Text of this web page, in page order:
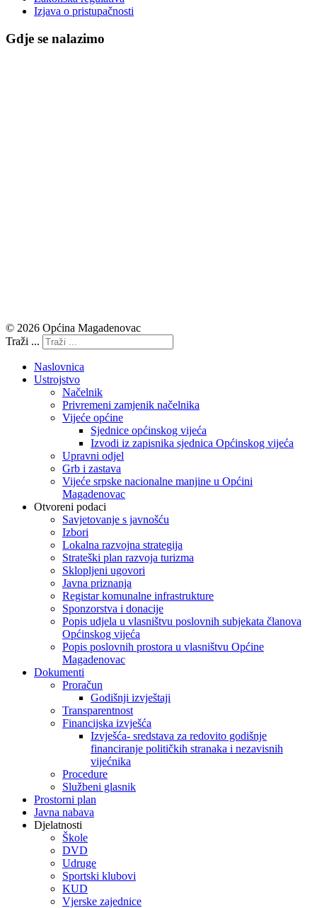
Izjava o pristupačnosti
Gdje se nalazimo
© 2026 Općina Magadenovac
Traži ...
Naslovnica
Ustrojstvo
Načelnik
Privremeni zamjenik načelnika
Vijeće općine
Sjednice općinskog vijeća
Izvodi iz zapisnika sjednica Općinskog vijeća
Upravni odjel
Grb i zastava
Vijeće srpske nacionalne manjine u Općini
Magadenovac
Otvoreni podaci
Savjetovanje s javnošću
Izbori
Lokalna razvojna strategija
Strateški plan razvoja turizma
Sklopljeni ugovori
Javna priznanja
Registar komunalne infrastrukture
Sponzorstva i donacije
Popis udjela u vlasništvu poslovnih subjekata članova
Općinskog vijeća
Popis poslovnih prostora u vlasništvu Općine
Magadenovac
Dokumenti
Proračun
Godišnji izvještaji
Transparentnost
Financijska izvješća
Izvješća- sredstava za redovito godišnje
financiranje političkih stranaka i nezavisnih
vijećnika
Procedure
Službeni glasnik
Prostorni plan
Javna nabava
Djelatnosti
Škole
DVD
Udruge
Sportski klubovi
KUD
Vjerske zajednice